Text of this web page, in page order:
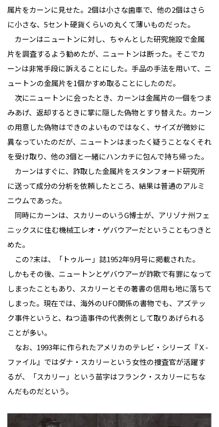
属片をカーンに見せた。2個は小さな歯車で、他の2個はさら
に小さな、5セント硬貨くらいの丸くて薄いものだった。
カーンはニュートンに対し、ちゃんとした研究施設で金属
片を調査するよう勧めたが、ニュートンは断った。そこでカ
ーンは非常手段に訴えることにした。手品の手法を用いて、ニ
ュートンの金属片を1個かすめ取ることにしたのだ。
次にニュートンに会ったとき、カーンは金属片の一個をつま
みあげ、返却するときに掌に隠した偽物とすり替えた。カーン
の用意した偽物はできのよいものではなく、サイズが微妙に
異なっていたのだが、ニュートンはまったく疑うことなくそれ
を受け取り、他の3個と一緒にハンカチに包んで持ち帰った。
カーンはすぐに、詐取した金属片をスタンフォード研究所
に送って成分の分析を依頼したところ、結果は普通のアルミ
ニウムであった。
同時にカーンは、スカリーのいうG博士が、アリゾナ州フェ
ニックスに住む機械工レオ・ゲバウアーだということもつきと
めた。
この?末は、「トゥルー」誌1952年9月号に掲載された。
しかもその後、ニュートンとゲバウアーが詐欺で有罪になって
しまったこともあり、スカリーとその著書の信用も地に落ちて
しまった。現在では、海外のUFO関係の書物でも、アズテッ
ク事件というと、ねつ造事件の代表例として取りあげられる
ことが多い。
なお、1993年に作られたアメリカのテレビ・シリーズ『Ｘ-
ファイル』ではダナ・スカリーという女性の捜査官が活躍す
るが、「スカリー」という苗字はフランク・スカリーにちな
んだものだという。